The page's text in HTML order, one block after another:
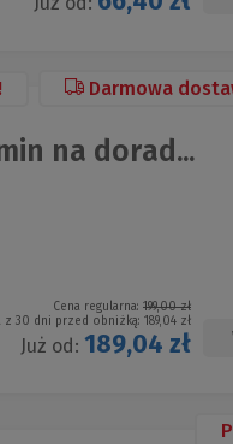
Darmowa
na dorad...
Cena regularna: 199,00 zł
z 30 dni przed obniżką: 189,04 zł
Już od: 189,04 zł